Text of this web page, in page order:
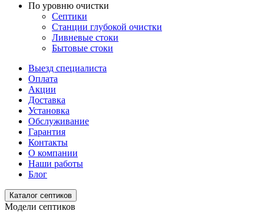
По уровню очистки
Септики
Станции глубокой очистки
Ливневые стоки
Бытовые стоки
Выезд специалиста
Оплата
Акции
Доставка
Установка
Обслуживание
Гарантия
Контакты
О компании
Наши работы
Блог
Каталог септиков
Модели септиков